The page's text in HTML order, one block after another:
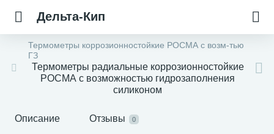
Дельта-Кип
Термометры коррозионностойкие РОСМА с возм-тью
ГЗ
Термометры радиальные коррозионностойкие
РОСМА с возможностью гидрозаполнения
силиконом
Описание Отзывы 0